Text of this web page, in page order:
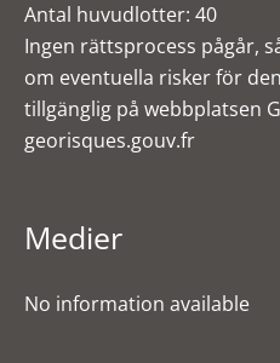
Antal huvudlotter: 40
Ingen rättsprocess pågår,
om eventuella risker för
tillgänglig på webbplatsen
georisques.gouv.fr
Medier
No information available